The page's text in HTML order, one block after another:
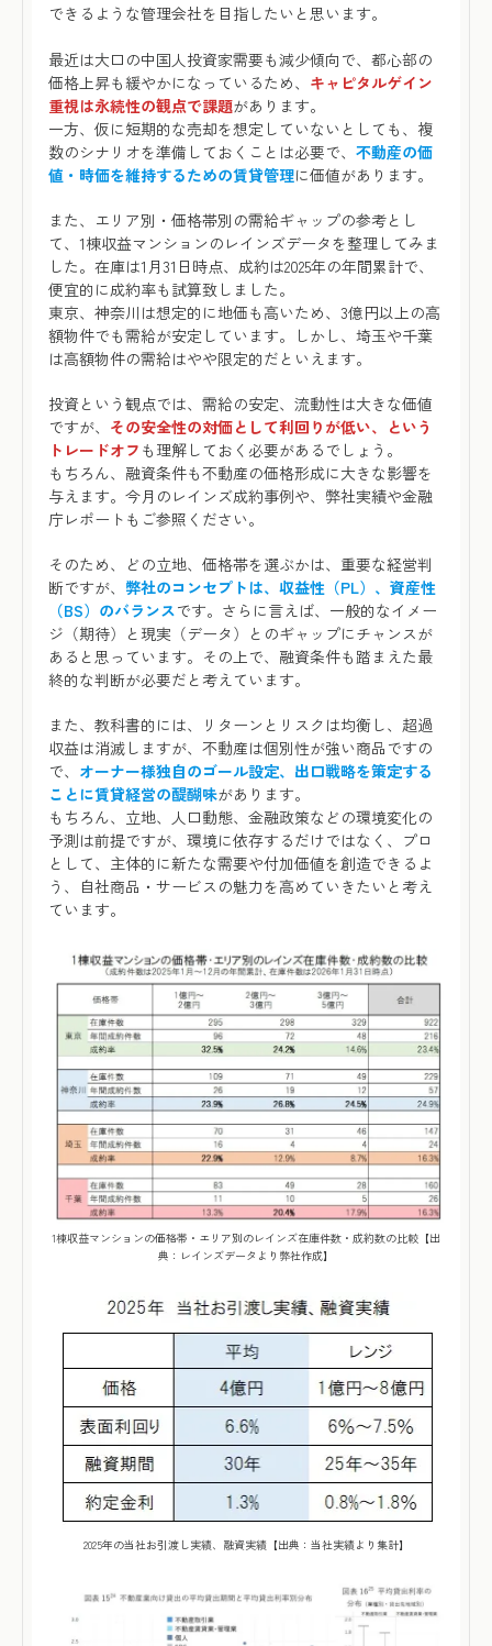
できるような管理会社を目指したいと思います。
最近は大口の中国人投資家需要も減少傾向で、都心部の
価格上昇も緩やかになっているため、 キャピタルゲイン
重視は永続性の観点で課題があります。
一方、仮に短期的な売却を想定していないとしても、複
数のシナリオを準備しておくことは必要で、 不動産の価
値・時価を維持するための賃貸管理に価値があります。
また、エリア別・価格帯別の需給ギャップの参考とし
て、1棟収益マンションのレインズデータを整理してみま
した。在庫は1月31日時点、成約は2025年の年間累計で、
便宜的に成約率も試算致しました。
東京、神奈川は想定的に地価も高いため、3億円以上の高
額物件でも需給が安定しています。しかし、埼玉や千葉
は高額物件の需給はやや限定的だといえます。
投資という観点では、需給の安定、流動性は大きな価値
ですが、 その安全性の対価として利回りが低い、という
トレードオフ も理解しておく必要があるでしょう。
もちろん、融資条件も不動産の価格形成に大きな影響を
与えます。今月のレインズ成約事例や、弊社実績や金融
庁レポートもご参照ください。
そのため、どの立地、価格帯を選ぶかは、重要な経営判
断ですが、 弊社のコンセプトは、収益性（PL）、資産性
（BS）のバランスです。さらに言えば、一般的なイメー
ジ（期待）と現実（データ）とのギャップにチャンスが
あると思っています。その上で、融資条件も踏まえた最
終的な判断が必要だと考えています。
また、教科書的には、リターンとリスクは均衡し、超過
収益は消滅しますが、不動産は個別性が強い商品ですの
で、 オーナー様独自のゴール設定、出口戦略を策定する
ことに賃貸経営の醍醐味があります。
もちろん、立地、人口動態、金融政策などの環境変化の
予測は前提ですが、環境に依存するだけではなく、プロ
として、主体的に新たな需要や付加価値を創造できるよ
う、自社商品・サービスの魅力を高めていきたいと考え
ています。
1棟収益マンションの価格帯・エリア別のレインズ在庫件数・成約数の比較【出
典：レインズデータより弊社作成】
2025年の当社お引渡し実績、融資実績【出典：当社実績より集計】